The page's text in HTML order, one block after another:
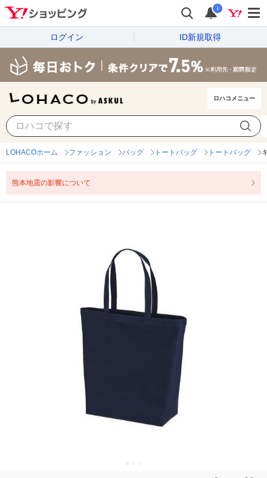
i
ログイン ID新規取得
ロハコメニュー
LOHACOホーム ファッション バッグ トートバッグ トートバッグ
熊本地震の影響について